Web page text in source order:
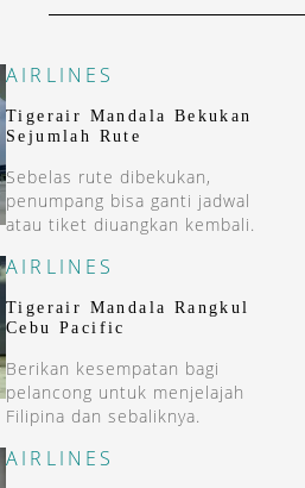
AIRLINES
Tigerair Mandala Bekukan
Sejumlah Rute
Sebelas rute dibekukan,
penumpang bisa ganti jadwal
atau tiket diuangkan kembali.
AIRLINES
Tigerair Mandala Rangkul
Cebu Pacific
Berikan kesempatan bagi
pelancong untuk menjelajah
Filipina dan sebaliknya.
AIRLINES